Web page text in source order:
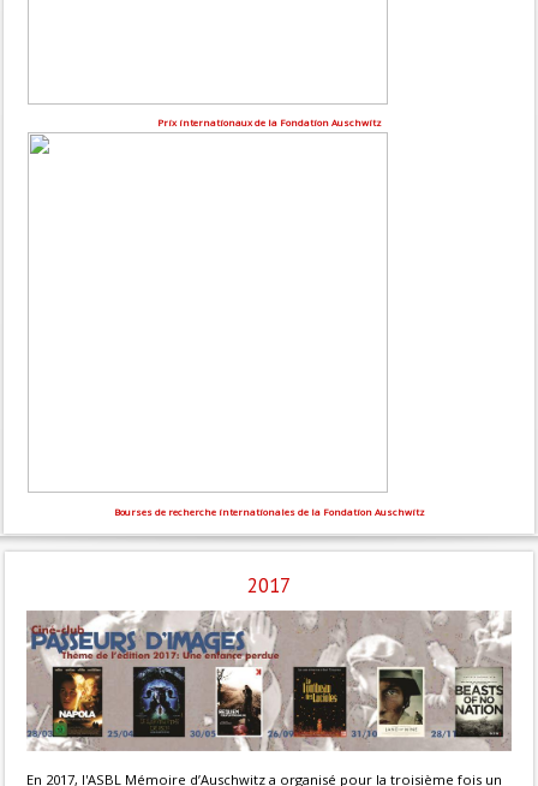
Prix internationaux de la Fondation Auschwitz
Bourses de recherche internationales de la Fondation Auschwitz
2017
En 2017, l'ASBL Mémoire d’Auschwitz a organisé pour la troisième fois un